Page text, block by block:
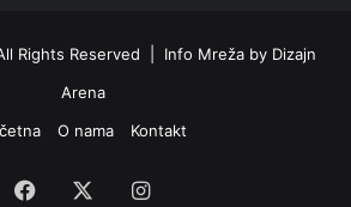
Rights Reserved | Info Mreža by Dizajn
Arena
O nama Kontakt
Facebook Instagram